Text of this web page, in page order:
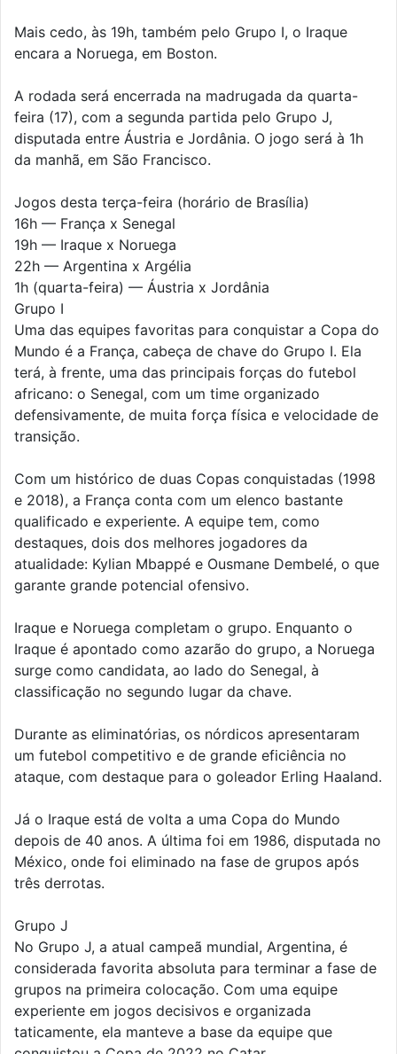
Mais cedo, às 19h, também pelo Grupo I, o Iraque
encara a Noruega, em Boston.
A rodada será encerrada na madrugada da quarta-
feira (17), com a segunda partida pelo Grupo J,
disputada entre Áustria e Jordânia. O jogo será à 1h
da manhã, em São Francisco.
Jogos desta terça-feira (horário de Brasília)
16h — França x Senegal
19h — Iraque x Noruega
22h — Argentina x Argélia
1h (quarta-feira) — Áustria x Jordânia
Grupo I
Uma das equipes favoritas para conquistar a Copa do
Mundo é a França, cabeça de chave do Grupo I. Ela
terá, à frente, uma das principais forças do futebol
africano: o Senegal, com um time organizado
defensivamente, de muita força física e velocidade de
transição.
Com um histórico de duas Copas conquistadas (1998
e 2018), a França conta com um elenco bastante
qualificado e experiente. A equipe tem, como
destaques, dois dos melhores jogadores da
atualidade: Kylian Mbappé e Ousmane Dembelé, o que
garante grande potencial ofensivo.
Iraque e Noruega completam o grupo. Enquanto o
Iraque é apontado como azarão do grupo, a Noruega
surge como candidata, ao lado do Senegal, à
classificação no segundo lugar da chave.
Durante as eliminatórias, os nórdicos apresentaram
um futebol competitivo e de grande eficiência no
ataque, com destaque para o goleador Erling Haaland.
Já o Iraque está de volta a uma Copa do Mundo
depois de 40 anos. A última foi em 1986, disputada no
México, onde foi eliminado na fase de grupos após
três derrotas.
Grupo J
No Grupo J, a atual campeã mundial, Argentina, é
considerada favorita absoluta para terminar a fase de
grupos na primeira colocação. Com uma equipe
experiente em jogos decisivos e organizada
taticamente, ela manteve a base da equipe que